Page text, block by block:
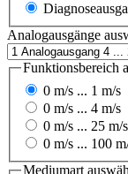
Analogausgänge
Funktionsbereich
0 m/s ... 1 m/s
0 m/s ... 4 m/s
0 m/s ... 25 m/s
0 m/s ... 100
Mediumart